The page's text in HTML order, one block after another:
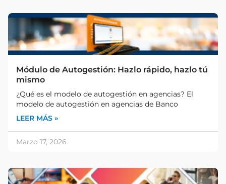
Módulo de Autogestión: Hazlo rápido, hazlo tú
mismo
¿Qué es el modelo de autogestión en agencias? El
modelo de autogestión en agencias de Banco
LEER MÁS »
Marzo 17, 2026